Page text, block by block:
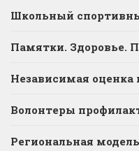
Школьный
Памятки. Здоровье.
Независимая оценка
Волонтеры
Региональная